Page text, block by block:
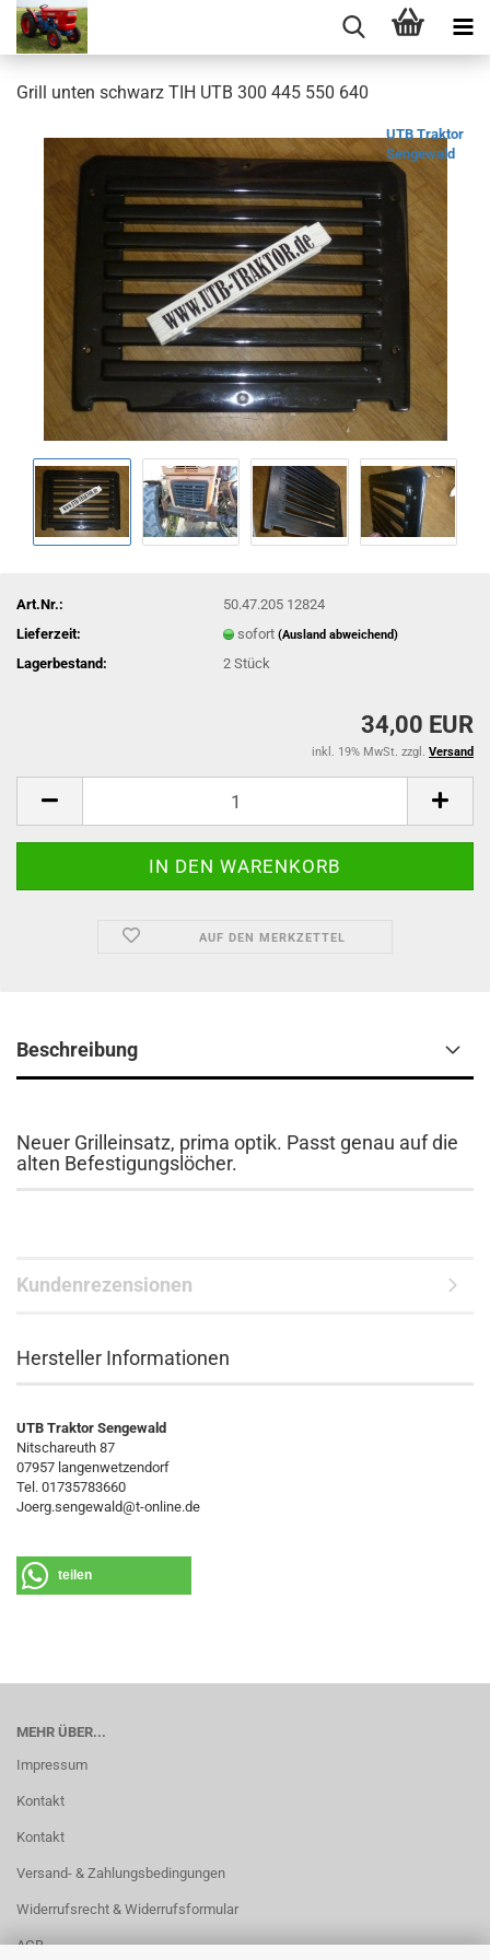
Grill unten schwarz TIH UTB 300 445 550 640
UTB Traktor
Sengewald
Art.Nr.:
50.47.205 12824
Lieferzeit:
sofort(Ausland abweichend)
Lagerbestand: 2Stück
34,00 EUR
inkl. 19% MwSt. zzgl. Versand
AUF DEN MERKZETTEL
Beschreibung
Neuer Grilleinsatz, prima optik. Passt genau auf die
alten Befestigungslöcher.
Kundenrezensionen
Hersteller Informationen
UTB Traktor Sengewald
Nitschareuth 87
07957 langenwetzendorf
Tel. 01735783660
Joerg.sengewald@t-online.de
teilen
MEHR ÜBER...
Impressum
Kontakt
Kontakt
Versand- & Zahlungsbedingungen
Widerrufsrecht & Widerrufsformular
AGB